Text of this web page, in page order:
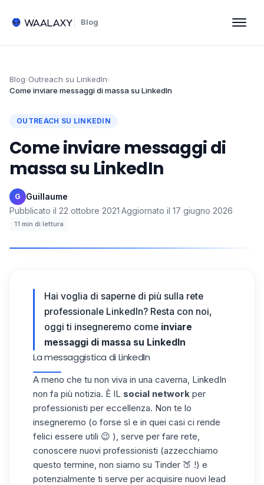
Blog
Blog›Outreach su LinkedIn›
Come inviare messaggi di massa su LinkedIn
OUTREACH SU LINKEDIN
Come inviare messaggi di
massa su LinkedIn
G Guillaume·
Pubblicato il 22 ottobre 2021·Aggiornato il 17 giugno 2026·
11 min di lettura
Hai voglia di saperne di più sulla rete
professionale LinkedIn? Resta con noi,
oggi ti insegneremo come inviare
messaggi di massa su LinkedIn
La messaggistica di LinkedIn
A meno che tu non viva in una caverna, LinkedIn
non fa più notizia. È IL social network per
professionisti per eccellenza. Non te lo
insegneremo (o forse sì e in quei casi ci rende
felici essere utili 😉 ), serve per fare rete,
conoscere nuovi professionisti (azzecchiamo
questo termine, non siamo su Tinder 🍑 !) e
potenzialmente ti serve per acquisire nuovi lead